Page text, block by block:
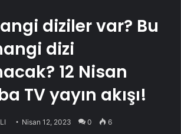
diziler var? Bu
dizi
12 Nisan
TV yayın akışı!
Nisan 12, 2023 0 6